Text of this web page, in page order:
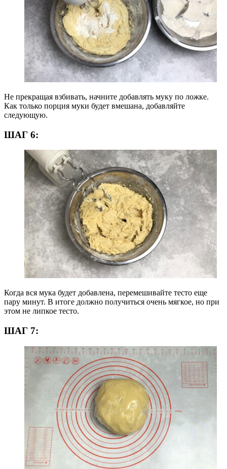
Не прекращая взбивать, начните добавлять муку по ложке.
Как только порция муки будет вмешана, добавляйте
следующую.
ШАГ 6:
Когда вся мука будет добавлена, перемешивайте тесто еще
пару минут. В итоге должно получиться очень мягкое, но при
этом не липкое тесто.
ШАГ 7: